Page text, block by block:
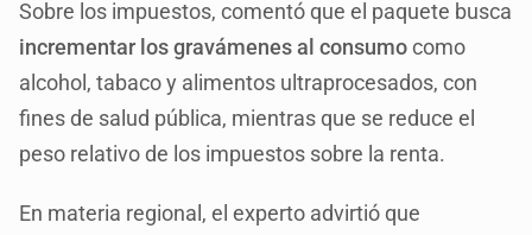
Sobre los impuestos, comentó que el paquete busca
incrementar los gravámenes al consumocomo
alcohol, tabaco y alimentos ultraprocesados, con
fines de salud pública, mientras que se reduce el
peso relativo de los impuestos sobre la renta.
En materia regional, el experto advirtió que